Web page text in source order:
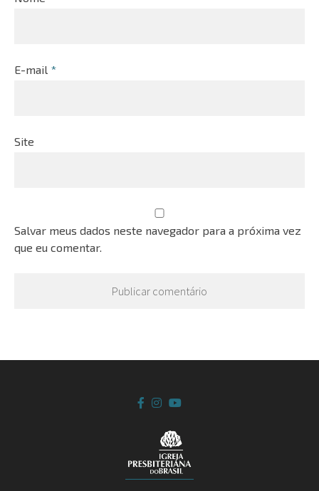
E-mail *
Site
Salvar meus dados neste navegador para a próxima vez
que eu comentar.